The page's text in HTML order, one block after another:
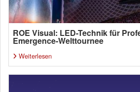
ROE Visual: LED-Technik für
Emergence-Welttournee
Weiterlesen